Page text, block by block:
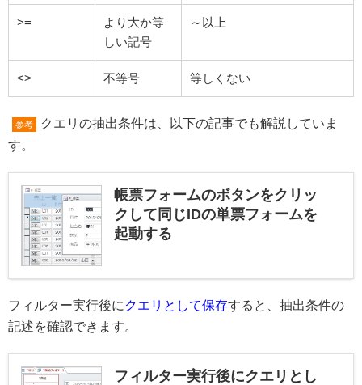
>=
より大か等
しい記号
～以上
<> 不等号 等しくない
参考
クエリの抽出条件は、以下の記事でも解説していま
す。
帳票フォームのボタンをクリッ
クして同じIDの単票フォームを
起動する
フィルター実行後に クエリとして保存すると、抽出条件の
記述を確認できます。
フィルター実行後にクエリとし